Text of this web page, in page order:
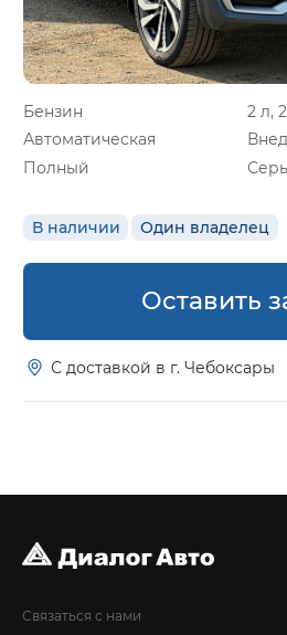
Бензин
2 л,
Автоматическая
Полный
В наличии Один владелец
Оставить
С доставкой в г. Чебоксары
Связаться с нами